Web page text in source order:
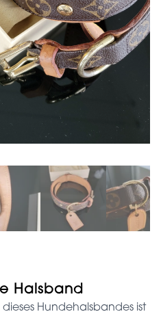
Halsband
Hundehalsbandes ist